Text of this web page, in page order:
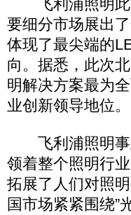
飞利浦照明此
要细分市场展出
体现了最尖端的
向。据悉，此次
明解决方案最为
业创新领导地位。
飞利浦照明事
领着整个照明行
拓展了人们对照
国市场紧紧围绕”